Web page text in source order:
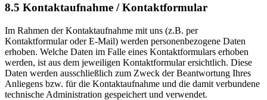
8.5 Kontaktaufnahme / Kontaktformular
Im Rahmen der Kontaktaufnahme mit uns (z.B. per
Kontaktformular oder E-Mail) werden personenbezogene Daten
erhoben. Welche Daten im Falle eines Kontaktformulars erhoben
werden, ist aus dem jeweiligen Kontaktformular ersichtlich. Diese
Daten werden ausschließlich zum Zweck der Beantwortung Ihres
Anliegens bzw. für die Kontaktaufnahme und die damit verbundene
technische Administration gespeichert und verwendet.